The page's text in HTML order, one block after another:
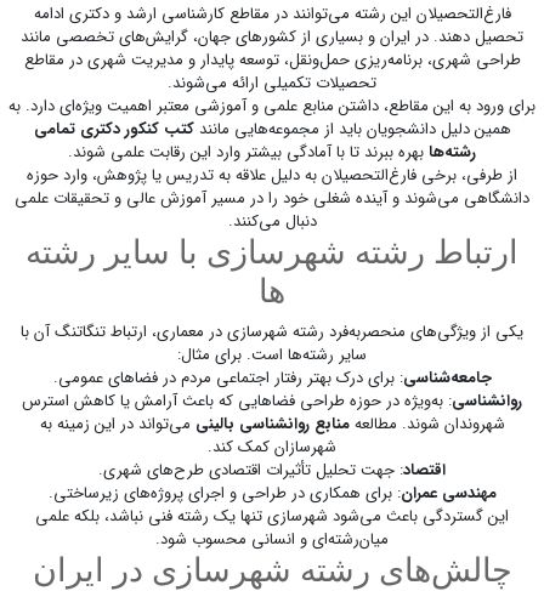
فارغ‌التحصیلان این رشته می‌توانند در مقاطع کارشناسی ارشد و دکتری ادامه
تحصیل دهند. در ایران و بسیاری از کشورهای جهان، گرایش‌های تخصصی مانند
طراحی شهری، برنامه‌ریزی حمل‌ونقل، توسعه پایدار و مدیریت شهری در مقاطع
تحصیلات تکمیلی ارائه می‌شوند.
برای ورود به این مقاطع، داشتن منابع علمی و آموزشی معتبر اهمیت ویژه‌ای دارد. به
همین دلیل دانشجویان باید از مجموعه‌هایی مانندکتب کنکور دکتری تمامی
رشته‌هابهره ببرند تا با آمادگی بیشتر وارد این رقابت علمی شوند.
از طرفی، برخی فارغ‌التحصیلان به دلیل علاقه به تدریس یا پژوهش، وارد حوزه
دانشگاهی می‌شوند و آینده شغلی خود را در مسیر آموزش عالی و تحقیقات علمی
دنبال می‌کنند.
ارتباط رشته شهرسازی با سایر رشته
ها
یکی از ویژگی‌های منحصربه‌فرد رشته شهرسازی در معماری، ارتباط تنگاتنگ آن با
سایر رشته‌ها است. برای مثال:
جامعه‌شناسی: برای درک بهتر رفتار اجتماعی مردم در فضاهای عمومی.
روانشناسی: به‌ویژه در حوزه طراحی فضاهایی که باعث آرامش یا کاهش استرس
شهروندان شوند. مطالعهمنابع روانشناسی بالینی می‌تواند در این زمینه به
شهرسازان کمک کند.
اقتصاد: جهت تحلیل تأثیرات اقتصادی طرح‌های شهری.
مهندسی عمران: برای همکاری در طراحی و اجرای پروژه‌های زیرساختی.
این گستردگی باعث می‌شود شهرسازی تنها یک رشته فنی نباشد، بلکه علمی
میان‌رشته‌ای و انسانی محسوب شود.
چالش‌های رشته شهرسازی در ایران